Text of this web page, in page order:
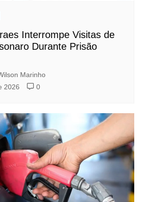
Interrompe Visitas de
Durante Prisão
Marinho
2026
0